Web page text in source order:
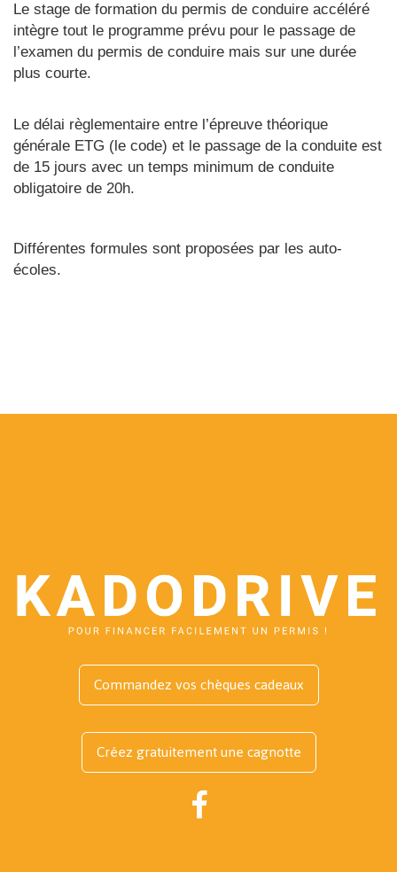
Le stage de formation du permis de conduire accéléré
intègre tout le programme prévu pour le passage de
l’examen du permis de conduire mais sur une durée
plus courte.
Le délai règlementaire entre l’épreuve théorique
générale ETG (le code) et le passage de la conduite est
de 15 jours avec un temps minimum de conduite
obligatoire de 20h.
Différentes formules sont proposées par les auto-
écoles.
Commandez vos chèques cadeaux
Créez gratuitement une cagnotte